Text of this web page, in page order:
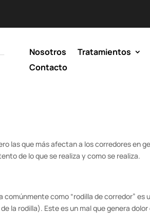
Nosotros Tratamientos
Contacto
las que más afectan a los corredores en
de lo que se realiza y como se realiza.
como “rodilla de corredor”
la rodilla). Este es un mal que genera